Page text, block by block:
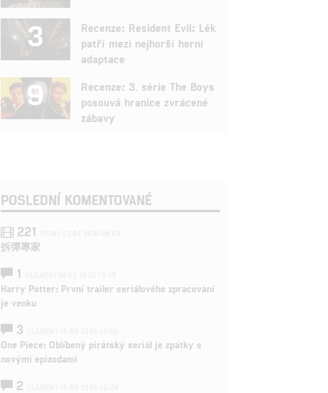
3
Recenze: Resident Evil: Lék
patří mezi nejhorší herní
adaptace
9
Recenze: 3. série The Boys
posouvá hranice zvrácené
zábavy
POSLEDNÍ KOMENTOVANÉ
221
拆彈專家
1
Harry Potter: První trailer seriálového zpracování
je venku
3
One Piece: Oblíbený pirátský seriál je zpátky s
novými epizodami
2